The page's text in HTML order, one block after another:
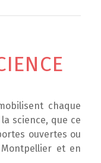
chaque
science, que ce
ouvertes ou
et en